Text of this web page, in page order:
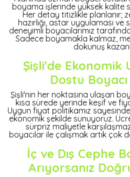
boyama işlerinde yüksek kalite
Her detay titizlikle planlanır;
hazırlığı, astar uygulaması
deneyimli boyacılarımız
Sadece boyamakla kalmaz,
dokunuş
Şişli'de Ekonomik
Dostu
Şişli'nin her noktasına ulaşan
kısa sürede yerinde keşif ve
Uygun fiyat politikamız
ekonomik şekilde sunuyoruz.
sürpriz maliyetle
boyacılar ile çalışmak artık çok
İç ve Dış Cephe
Arıyorsanız